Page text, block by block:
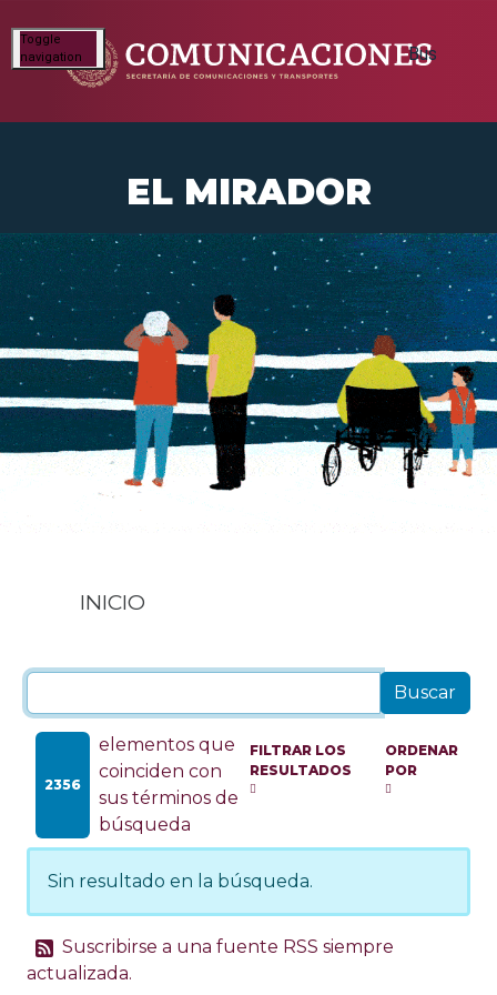
Toggle
navigation
EL MIRADOR
INICIO
2356
elementos que
coinciden con
sus términos de
búsqueda
FILTRAR LOS
RESULTADOS
ORDENAR
POR
Sin resultado en la búsqueda.
Suscribirse a una fuente RSS siempre
actualizada.